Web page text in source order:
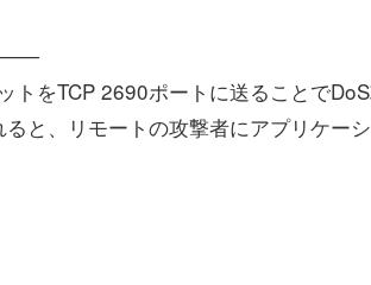
トをTCP 2690ポートに送ることで
と、リモートの攻撃者にアプリケー